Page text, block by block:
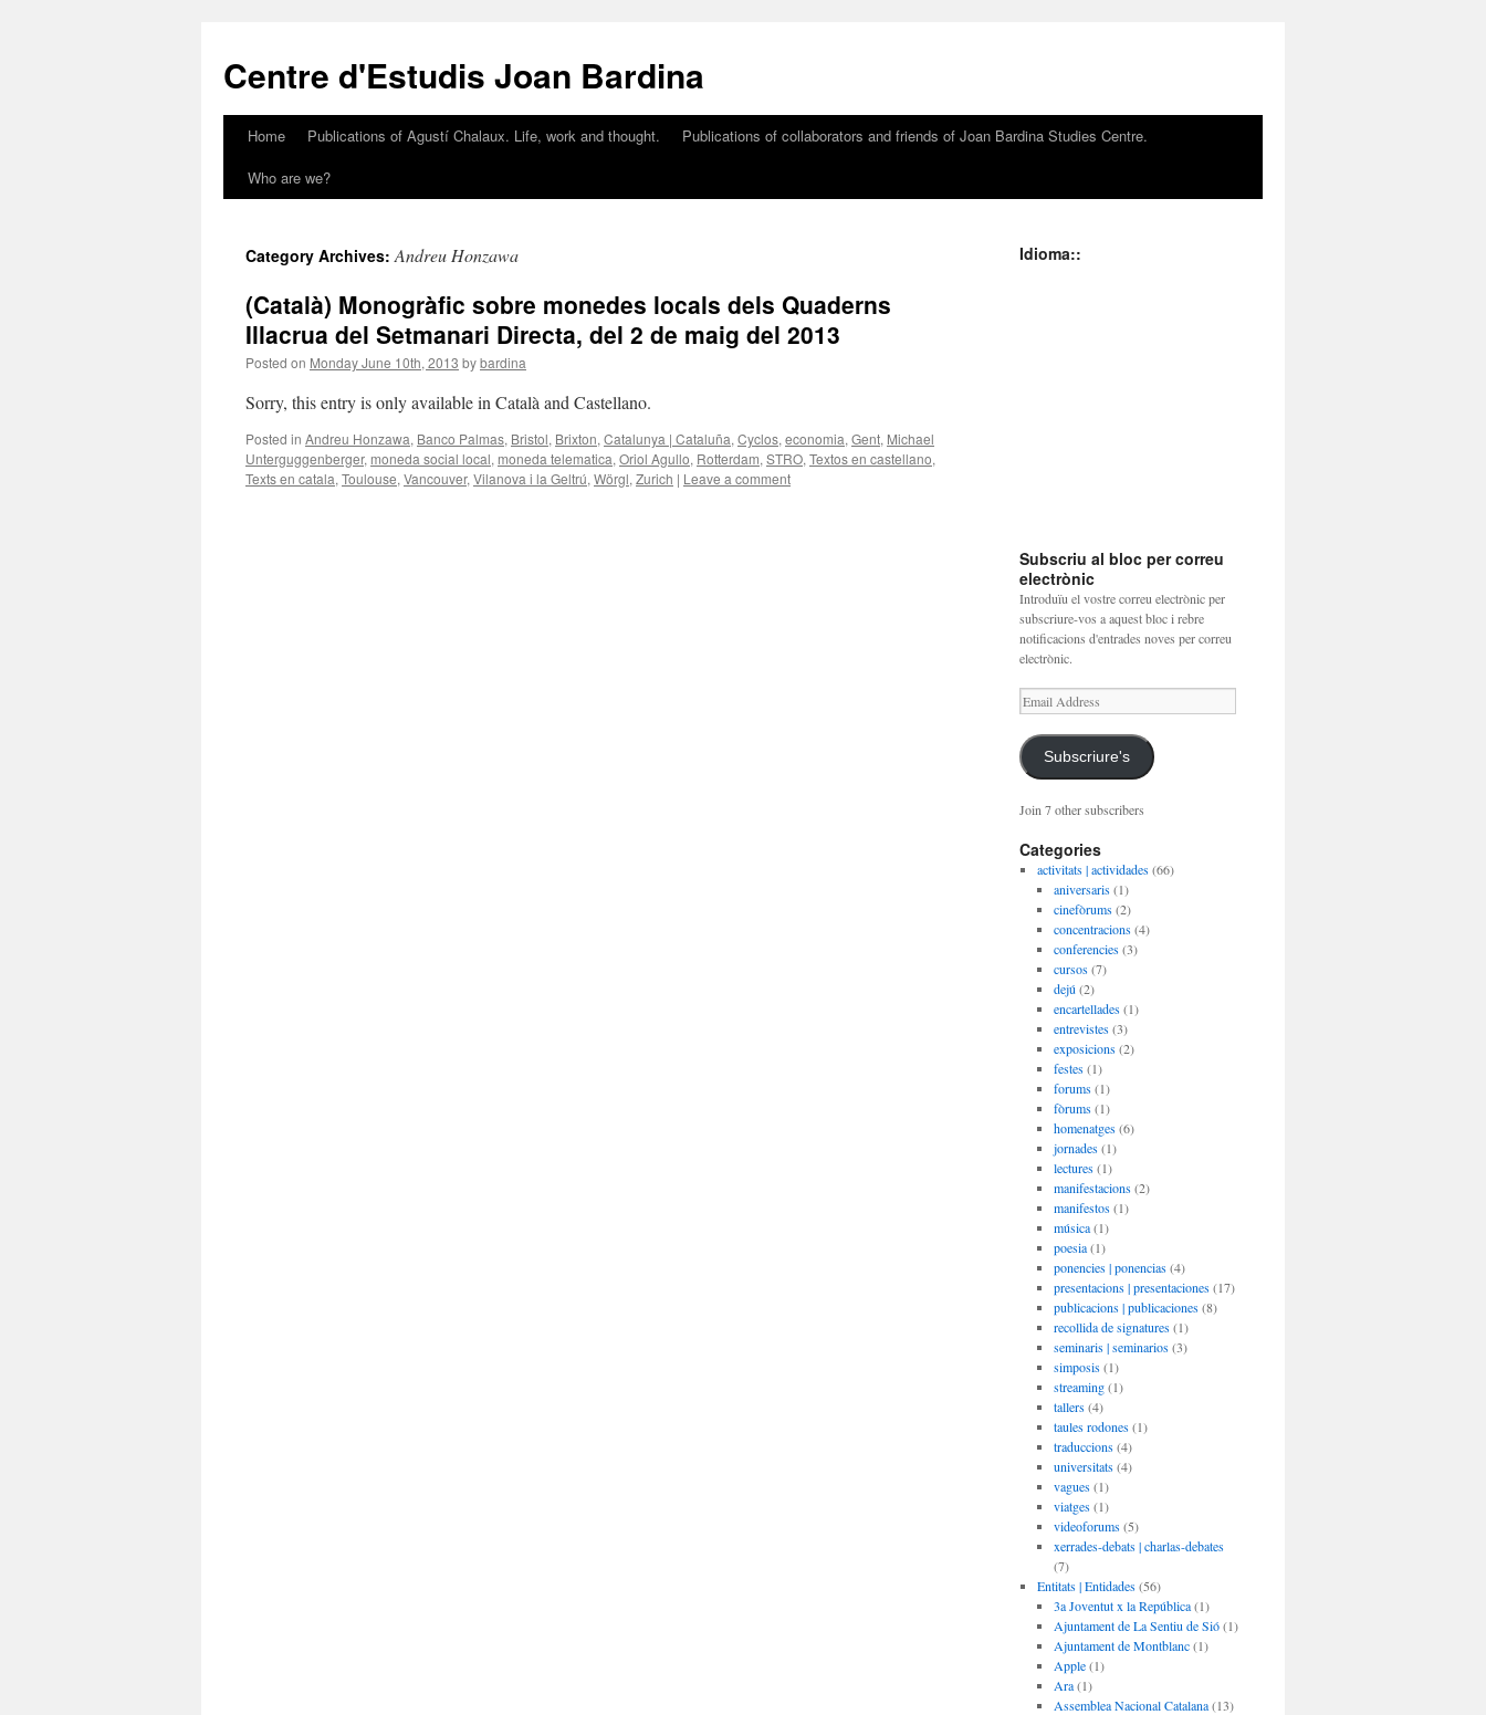
content
Centre d'Estudis Joan Bardina
Home Publications of Agustí Chalaux. Life, work and thought.
Publications of collaborators and friends of Joan Bardina Studies Centre.
Who are we?
Category Archives:Andreu Honzawa
(Català) Monogràfic sobre monedes locals dels Quaderns
Illacrua del Setmanari Directa, del 2 de maig del 2013
Posted on Monday June 10th, 2013 bybardina
Sorry, this entry is only available in Català and Castellano.
Posted in Andreu Honzawa, Banco Palmas, Bristol, Brixton, Catalunya | Cataluña, Cyclos, economia, Gent, Michael
Unterguggenberger, moneda social local, moneda telematica, Oriol Agullo, Rotterdam, STRO, Textos en castellano,
Texts en catala, Toulouse, Vancouver, Vilanova i la Geltrú, Wörgl, Zurich | Leave a comment
Idioma::
Subscriu al bloc per correu
electrònic
Introduïu el vostre correu electrònic per
subscriure-vos a aquest bloc i rebre
notificacions d'entrades noves per correu
electrònic.
Email
Address
Subscriure's
Join 7 other subscribers
Categories
activitats | actividades(66)
aniversaris(1)
cinefòrums(2)
concentracions(4)
conferencies(3)
cursos(7)
dejú (2)
encartellades(1)
entrevistes(3)
exposicions(2)
festes(1)
forums(1)
fòrums(1)
homenatges(6)
jornades(1)
lectures(1)
manifestacions(2)
manifestos(1)
música(1)
poesia(1)
ponencies | ponencias(4)
presentacions | presentaciones(17)
publicacions | publicaciones(8)
recollida de signatures(1)
seminaris | seminarios(3)
simposis(1)
streaming(1)
tallers(4)
taules rodones(1)
traduccions(4)
universitats(4)
vagues(1)
viatges(1)
videoforums(5)
xerrades-debats | charlas-debates
(7)
Entitats | Entidades(56)
3a Joventut x la República(1)
Ajuntament de La Sentiu de Sió(1)
Ajuntament de Montblanc(1)
Apple(1)
Ara(1)
Assemblea Nacional Catalana(13)